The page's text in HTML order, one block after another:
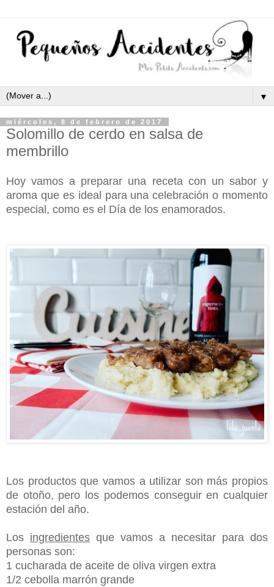
▼
miércoles, 8 de febrero de 2017
Solomillo de cerdo en salsa de
membrillo
Hoy vamos a preparar una receta con un sabor y
aroma que es ideal para una celebración o momento
especial, como es el Día de los enamorados.
Los productos que vamos a utilizar son más propios
de otoño, pero los podemos conseguir en cualquier
estación del año.
Los ingredientes que vamos a necesitar para dos
personas son:
1 cucharada de aceite de oliva virgen extra
1/2 cebolla marrón grande